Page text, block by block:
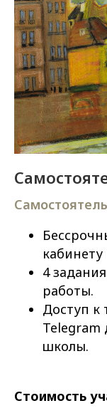
кабинету
4
работы.
Доступ к
Telegram
школы.
Стоимость